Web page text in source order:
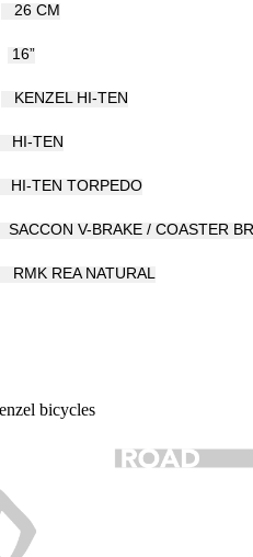
26 CM
16”
KENZEL HI-TEN
HI-TEN
HI-TEN TORPEDO
SACCON V-BRAKE / COASTER
RMK REA NATURAL